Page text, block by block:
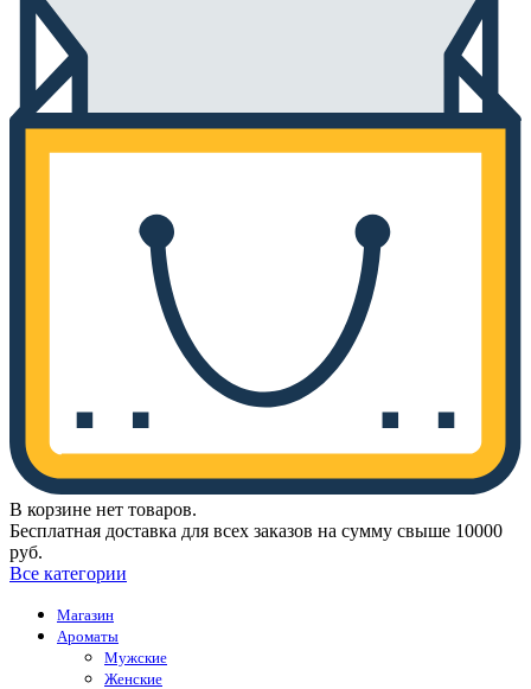
В корзине нет товаров.
Бесплатная доставка для всех заказов на сумму свыше 10000
руб.
Все категории
Магазин
Ароматы
Мужские
Женские